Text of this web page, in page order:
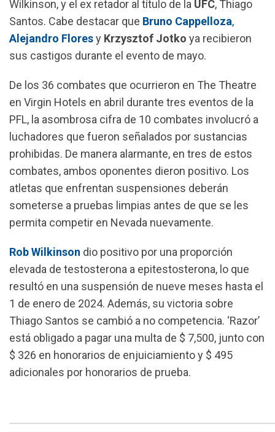
Wilkinson, y el ex retador al título de la UFC, Thiago
Santos. Cabe destacar que Bruno Cappelloza,
Alejandro Floresy Krzysztof Jotko ya recibieron
sus castigos durante el evento de mayo.
De los 36 combates que ocurrieron en The Theatre
en Virgin Hotels en abril durante tres eventos de la
PFL, la asombrosa cifra de 10 combates involucró a
luchadores que fueron señalados por sustancias
prohibidas. De manera alarmante, en tres de estos
combates, ambos oponentes dieron positivo. Los
atletas que enfrentan suspensiones deberán
someterse a pruebas limpias antes de que se les
permita competir en Nevada nuevamente.
Rob Wilkinson dio positivo por una proporción
elevada de testosterona a epitestosterona, lo que
resultó en una suspensión de nueve meses hasta el
1 de enero de 2024. Además, su victoria sobre
Thiago Santos se cambió a no competencia. ‘Razor’
está obligado a pagar una multa de $ 7,500, junto con
$ 326 en honorarios de enjuiciamiento y $ 495
adicionales por honorarios de prueba.